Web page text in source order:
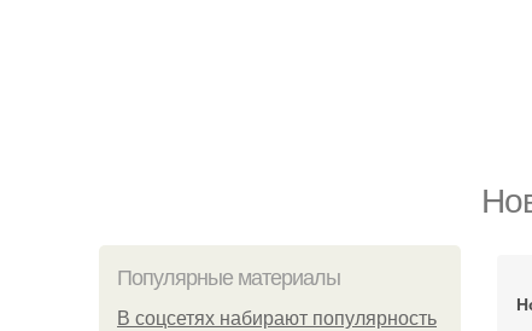
Популярные материалы
В соцсетях набирают популярность